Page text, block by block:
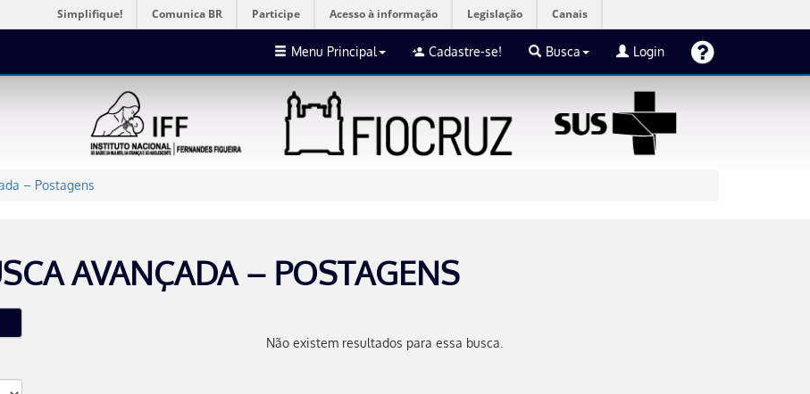
Simplifique! Comunica BR Participe Acesso à informação Legislação Canais
Menu Principal Cadastre-se! Busca Login
– Postagens
AVANÇADA – POSTAGENS
Não existem resultados para essa busca.